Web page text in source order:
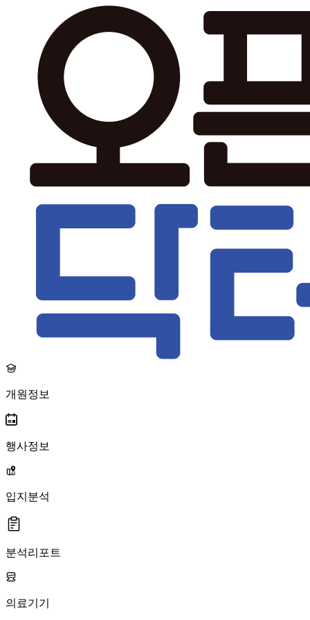
개원정보
행사정보
입지분석
분석리포트
의료기기